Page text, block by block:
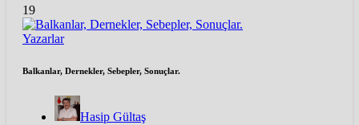
19
Yazarlar
Balkanlar, Dernekler, Sebepler, Sonuçlar.
Hasip Gültaş